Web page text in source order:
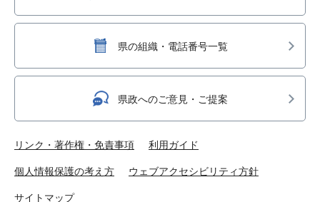
県の組織・電話番号一覧
県政へのご意見・ご提案
リンク・著作権・免責事項 利用ガイド
個人情報保護の考え方 ウェブアクセシビリティ方針
サイトマップ